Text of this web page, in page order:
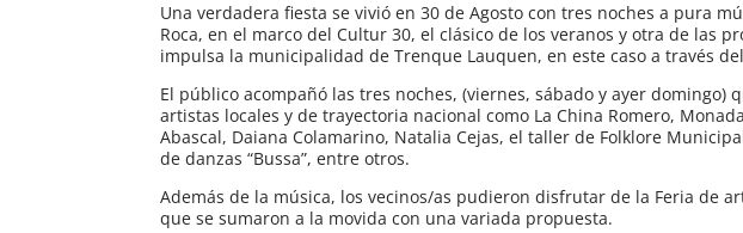
Una verdadera fiesta se vivió en 30 de Agosto con tres noches a pura
Roca, en el marco del Cultur 30, el clásico de los veranos y otra de las
impulsa la municipalidad de Trenque Lauquen, en este caso a través
El público acompañó las tres noches, (viernes, sábado y ayer domingo)
artistas locales y de trayectoria nacional como La China Romero,
Abascal, Daiana Colamarino, Natalia Cejas, el taller de Folklore
de danzas “Bussa”, entre otros.
Además de la música, los vecinos/as pudieron disfrutar de la Feria de
que se sumaron a la movida con una variada propuesta.